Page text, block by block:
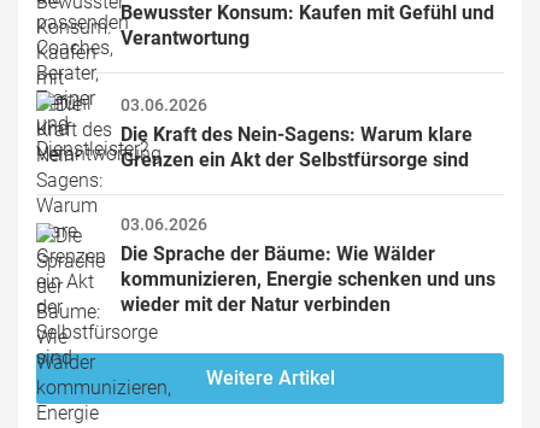
Bewusster Konsum: Kaufen mit Gefühl und
Verantwortung
03.06.2026
Die Kraft des Nein-Sagens: Warum klare
Grenzen ein Akt der Selbstfürsorge sind
03.06.2026
Die Sprache der Bäume: Wie Wälder
kommunizieren, Energie schenken und uns
wieder mit der Natur verbinden
Weitere Artikel